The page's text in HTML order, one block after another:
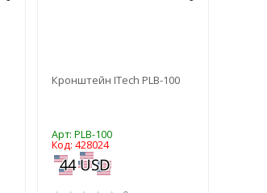
Кронштейн ITech PLB-100
Арт: PLB-100
Код: 428024